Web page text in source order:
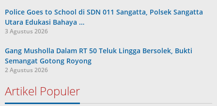
Police Goes to School di SDN 011 Sangatta, Polsek Sangatta
Utara Edukasi Bahaya …
3 Agustus 2026
Gang Musholla Dalam RT 50 Teluk Lingga Bersolek, Bukti
Semangat Gotong Royong
2 Agustus 2026
Artikel Populer